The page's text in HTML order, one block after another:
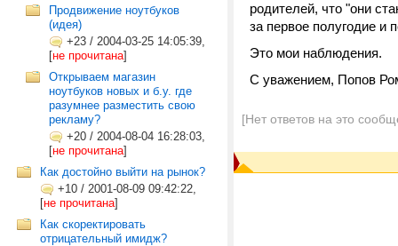
Продвижение ноутбуков
(идея)
+23 / 2004-03-25 14:05:39,
[не прочитана]
Открываем магазин
ноутбуков новых и б.у. где
разумнее разместить свою
рекламу?
+20 / 2004-08-04 16:28:03,
[не прочитана]
Как достойно выйти на рынок?
+10 / 2001-08-09 09:42:22,
[не прочитана]
Как скоректировать
отрицательный имидж?
родителей, что "они
за первое полугодие и
Это мои наблюдения.
С уважением, Попов
[Нет ответов на это